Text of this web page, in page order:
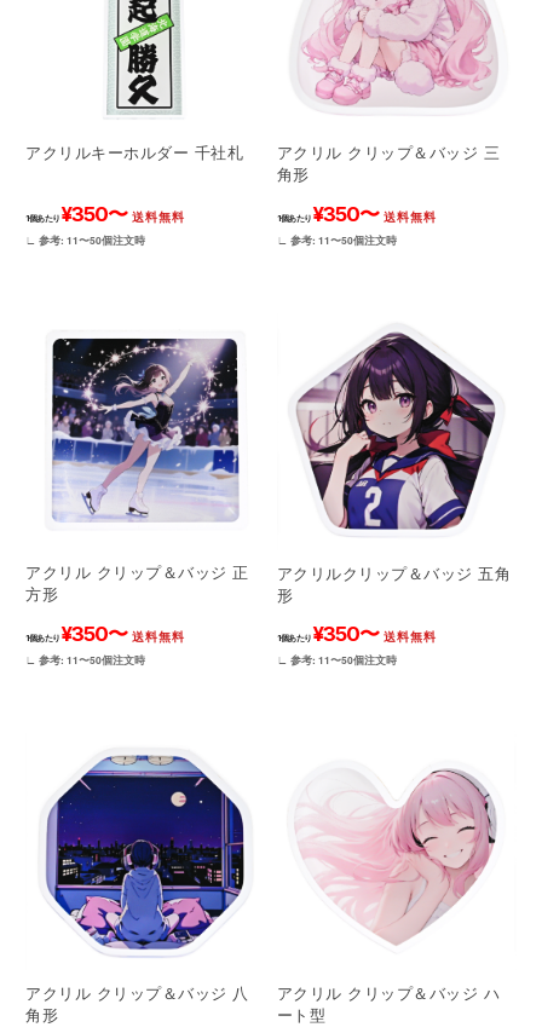
アクリルキーホルダー 千社札
1個あたり ¥350〜 送料無料
∟ 参考: 11〜50個注文時
アクリル クリップ＆バッジ 三
角形
1個あたり ¥350〜 送料無料
∟ 参考: 11〜50個注文時
アクリル クリップ＆バッジ 正
方形
1個あたり ¥350〜 送料無料
∟ 参考: 11〜50個注文時
アクリルクリップ＆バッジ 五角
形
1個あたり ¥350〜 送料無料
∟ 参考: 11〜50個注文時
アクリル クリップ＆バッジ 八
角形
アクリル クリップ＆バッジ ハ
ート型